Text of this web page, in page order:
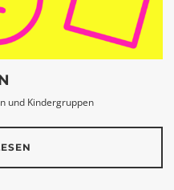
und Kindergruppen